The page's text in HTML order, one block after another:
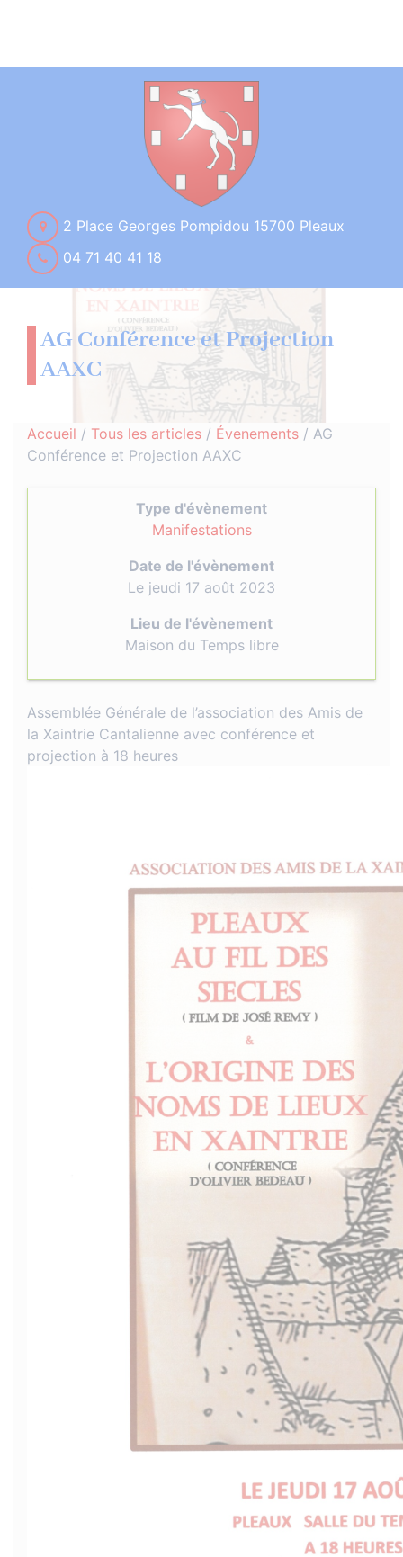
2 Place Georges Pompidou 15700 Pleaux
04 71 40 41 18
AG Conférence et Projection
AAXC
Accueil / Tous les articles / Évenements / AG
Conférence et Projection AAXC
Type d'évènement
Manifestations
Date de l'évènement
Le jeudi 17 août 2023
Lieu de l'évènement
Maison du Temps libre
Assemblée Générale de l’association des Amis de
la Xaintrie Cantalienne avec conférence et
projection à 18 heures